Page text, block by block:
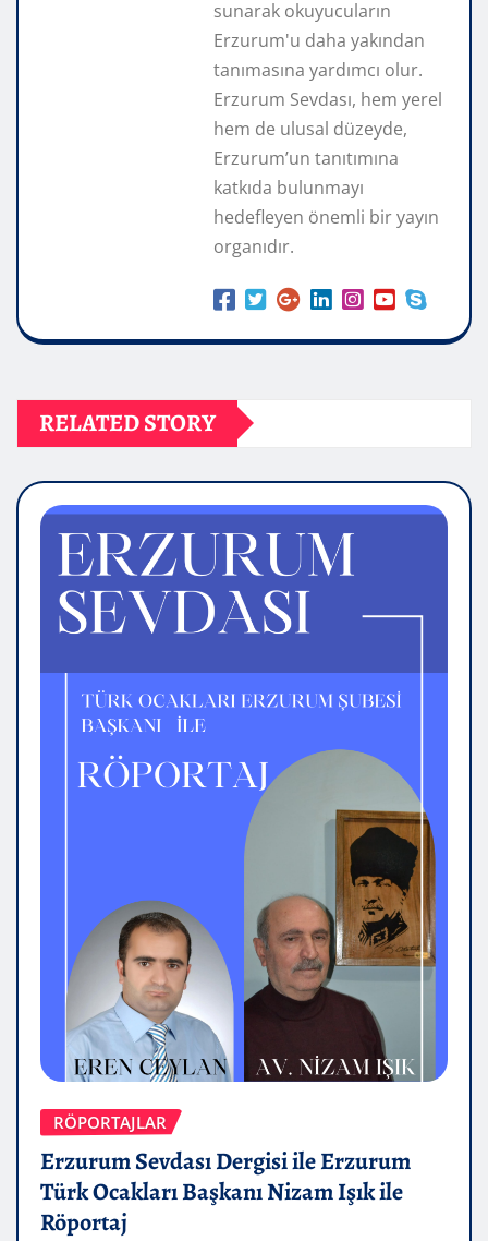
sunarak okuyucuların
Erzurum'u daha yakından
tanımasına yardımcı olur.
Erzurum Sevdası, hem yerel
hem de ulusal düzeyde,
Erzurum’un tanıtımına
katkıda bulunmayı
hedefleyen önemli bir yayın
organıdır.
RELATED STORY
RÖPORTAJLAR
Erzurum Sevdası Dergisi ile Erzurum
Türk Ocakları Başkanı Nizam Işık ile
Röportaj